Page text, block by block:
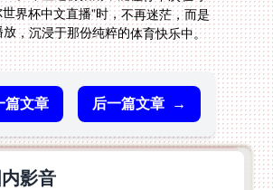
，沉浸于那份纯粹的体育快乐中。
篇文章 后一篇文章 →
影音